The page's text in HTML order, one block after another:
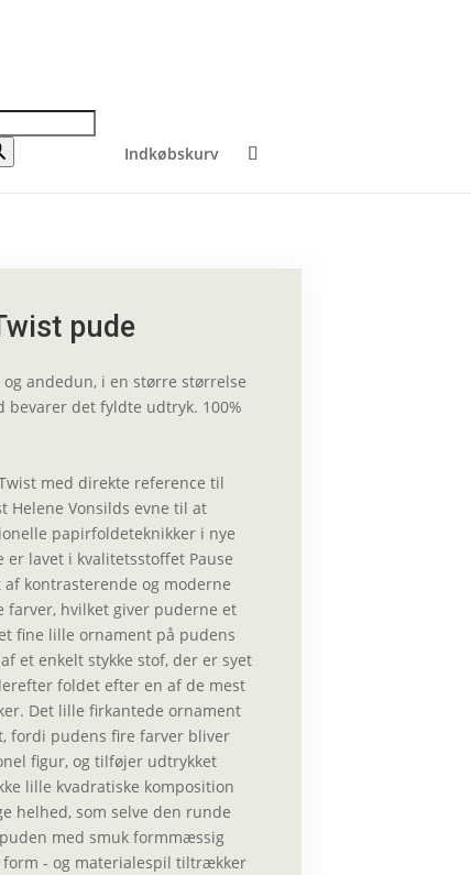
Indkøbskurv
pude
andedun, i en større størrelse
bevarer det fyldte udtryk. 100%
med direkte reference til
Helene Vonsilds evne til at
papirfoldeteknikker i nye
lavet i kvalitetsstoffet Pause
kontrasterende og moderne
farver, hvilket giver puderne et
fine lille ornament på pudens
et enkelt stykke stof, der er syet
foldet efter en af de mest
Det lille firkantede ornament
fordi pudens fire farver bliver
figur, og tilføjer udtrykket
lille kvadratiske komposition
helhed, som selve den runde
med smuk formmæssig
‐ og materialespil tiltrækker